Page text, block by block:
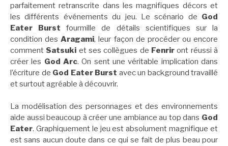
parfaitement retranscrite dans les magnifiques décors et
les différents événements du jeu. Le scénario de God
Eater Burst fourmille de détails scientifiques sur la
condition desAragami, leur façon de procéder ou encore
comment Satsuki et ses collègues de Fenrir ont réussi à
créer les God Arc. On sent une véritable implication dans
l’écriture de God Eater Burst avec un background travaillé
et surtout agréable à découvrir.
La modélisation des personnages et des environnements
aide aussi beaucoup à créer une ambiance au top dans God
Eater. Graphiquement le jeu est absolument magnifique et
est sans aucun doute dans ce qui se fait de plus beau pour